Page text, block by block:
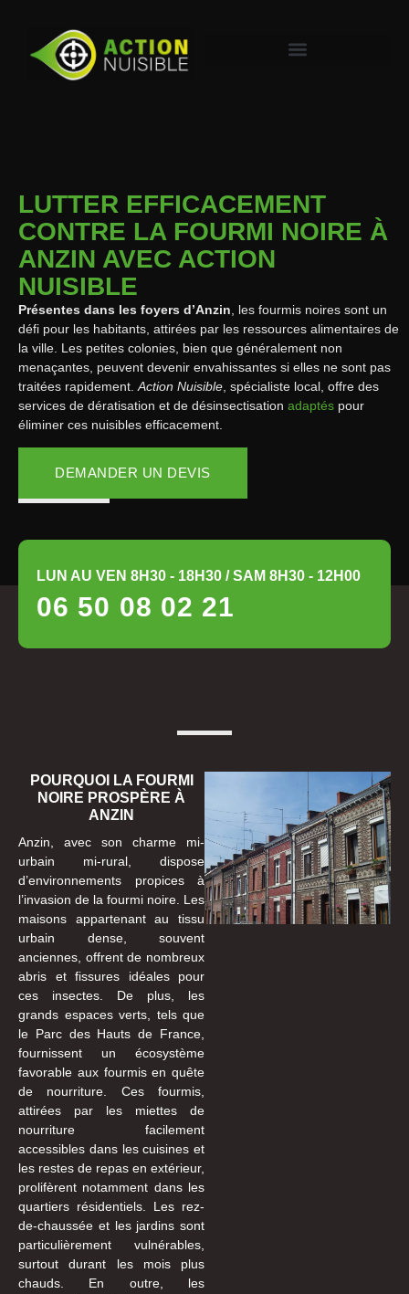
LUTTER EFFICACEMENT
CONTRE LA FOURMI NOIRE À
ANZIN AVEC ACTION
NUISIBLE
Présentes dans les foyers d’Anzin , les fourmis noires sont un
défi pour les habitants, attirées par les ressources alimentaires de
la ville. Les petites colonies, bien que généralement non
menaçantes, peuvent devenir envahissantes si elles ne sont pas
traitées rapidement. Action Nuisible , spécialiste local, offre des
services de dératisation et de désinsectisation adaptés pour
éliminer ces nuisibles efficacement.
DEMANDER UN DEVIS
LUN AU VEN 8H30 - 18H30 / SAM 8H30 - 12H00
06 50 08 02 21
POURQUOI LA FOURMI
NOIRE PROSPÈRE À
ANZIN
Anzin, avec son charme mi-
urbain mi-rural, dispose
d’environnements propices à
l’invasion de la fourmi noire. Les
maisons appartenant au tissu
urbain dense, souvent
anciennes, offrent de nombreux
abris et fissures idéales pour
ces insectes. De plus, les
grands espaces verts, tels que
le Parc des Hauts de France,
fournissent un écosystème
favorable aux fourmis en quête
de nourriture. Ces fourmis,
attirées par les miettes de
nourriture facilement
accessibles dans les cuisines et
les restes de repas en extérieur,
prolifèrent notamment dans les
quartiers résidentiels. Les rez-
de-chaussée et les jardins sont
particulièrement vulnérables,
surtout durant les mois plus
chauds. En outre, les